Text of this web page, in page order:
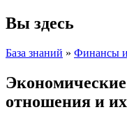
Вы здесь
База знаний » Финансы
отношения и